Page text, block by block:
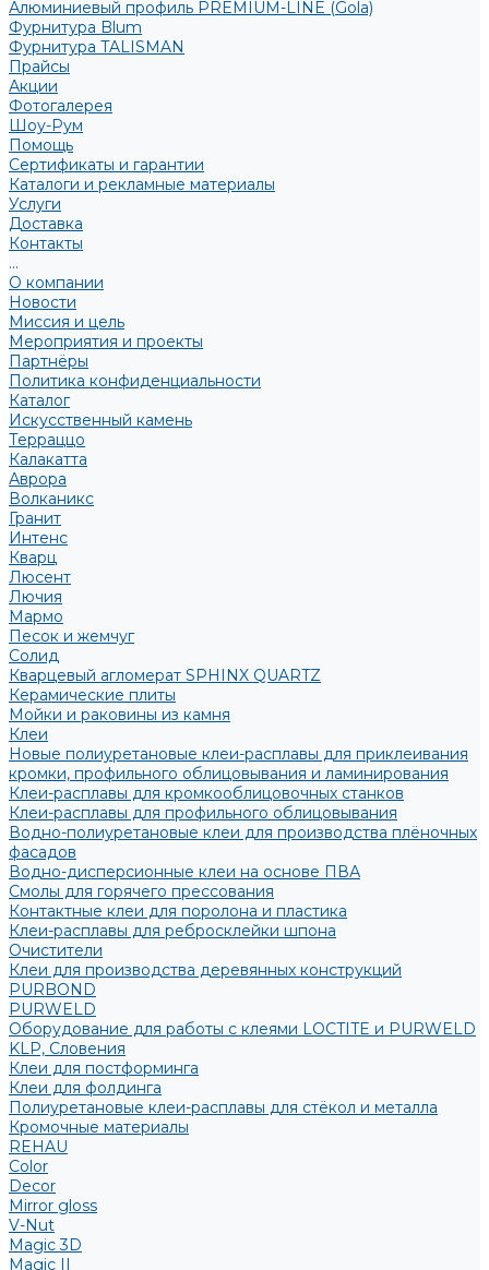
Алюминиевый профиль PREMIUM-LINE (Gola)
Фурнитура Blum
Фурнитура TALISMAN
Прайсы
Акции
Фотогалерея
Шоу-Рум
Помощь
Сертификаты и гарантии
Каталоги и рекламные материалы
Услуги
Доставка
Контакты
...
О компании
Новости
Миссия и цель
Мероприятия и проекты
Партнёры
Политика конфиденциальности
Каталог
Искусственный камень
Терраццо
Калакатта
Аврора
Волканикс
Гранит
Интенс
Кварц
Люсент
Лючия
Мармо
Песок и жемчуг
Солид
Кварцевый агломерат SPHINX QUARTZ
Керамические плиты
Мойки и раковины из камня
Клеи
Новые полиуретановые клеи-расплавы для приклеивания
кромки, профильного облицовывания и ламинирования
Клеи-расплавы для кромкооблицовочных станков
Клеи-расплавы для профильного облицовывания
Водно-полиуретановые клеи для производства плёночных
фасадов
Водно-дисперсионные клеи на основе ПВА
Смолы для горячего прессования
Контактные клеи для поролона и пластика
Клеи-расплавы для ребросклейки шпона
Очистители
Клеи для производства деревянных конструкций
PURBOND
PURWELD
Оборудование для работы с клеями LOCTITE и PURWELD
KLP, Словения
Клеи для постформинга
Клеи для фолдинга
Полиуретановые клеи-расплавы для стёкол и металла
Кромочные материалы
REHAU
Color
Decor
Mirror gloss
V-Nut
Magic 3D
Magic II